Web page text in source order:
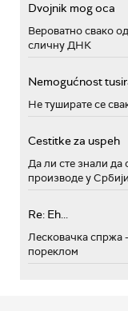
Dvojnik mog oca
Вероватно свако
сличну ДНК
Nemogućnost
Не туширате се
Cestitke za uspeh
Да ли сте знали да
производе у Србији
Re: Eh...
Лесковачка спржа
пореклом